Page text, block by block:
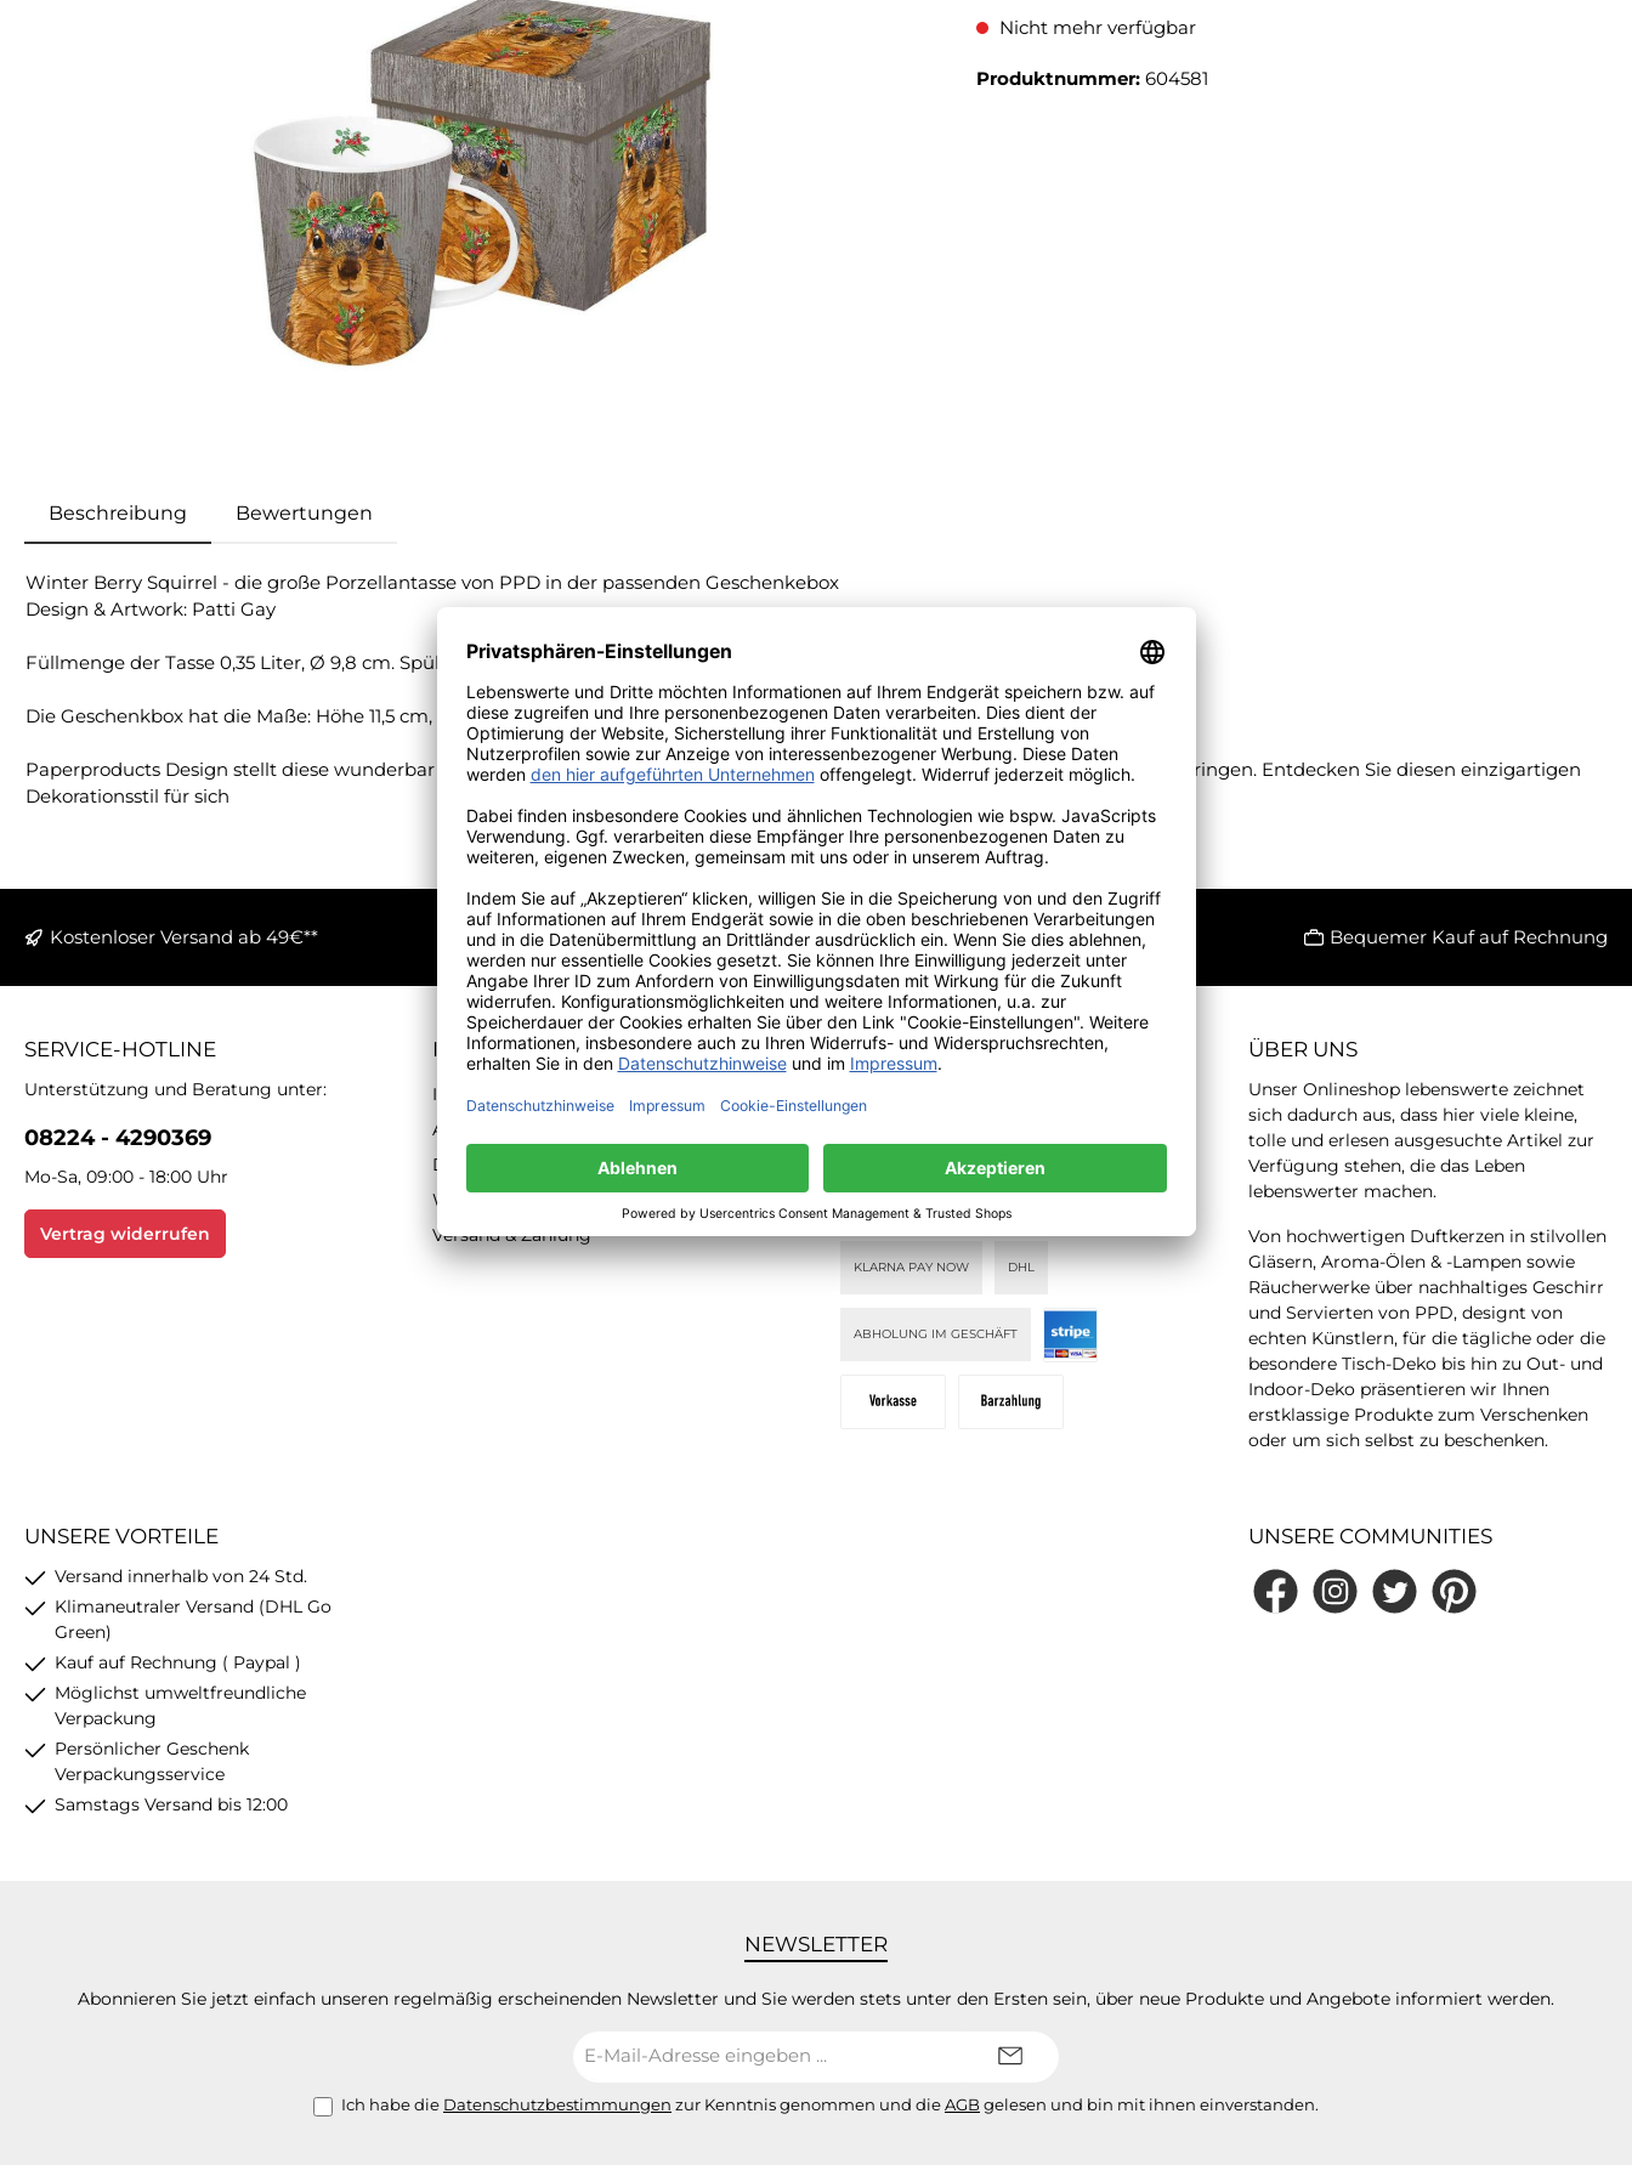
Nicht mehr verfügbar
Produktnummer: 604581
Beschreibung Bewertungen
Winter Berry Squirrel - die große Porzellantasse von PPD in der passenden Geschenkebox
Design & Artwork: Patti Gay
Füllmenge der Tasse 0,35 Liter, Ø 9,8 cm. Spülmaschinenfest, geeignet für die Mikrowelle.
Die Geschenkbox hat die Maße: Höhe 11,5 cm, Breite 12,5 cm und Tiefe 11,5 cm
Paperproducts Design stellt diese wunderbar kreativen Porzellantassen her, die allen, die sie verwenden, Freude und Schönheit bringen. Entdecken Sie diesen einzigartigen
Dekorationsstil für sich
Kostenloser Versand ab 49€** Versand innerhalb von 24h Bequemer Kauf auf Rechnung
SERVICE-HOTLINE
Unterstützung und Beratung unter:
08224 - 4290369
Mo-Sa, 09:00 - 18:00 Uhr
Vertrag widerrufen
INFORMATIONEN
Impressum
AGB
Datenschutz
Widerrufsbelehrung
Versand & Zahlung
ZAHLUNGS- UND
VERSANDARTEN
KLARNA PAY NOW DHL
ABHOLUNG IM GESCHÄFT
ÜBER UNS
Unser Onlineshop lebenswerte zeichnet
sich dadurch aus, dass hier viele kleine,
tolle und erlesen ausgesuchte Artikel zur
Verfügung stehen, die das Leben
lebenswerter machen.
Von hochwertigen Duftkerzen in stilvollen
Gläsern, Aroma-Ölen & -Lampen sowie
Räucherwerke über nachhaltiges Geschirr
und Servierten von PPD, designt von
echten Künstlern, für die tägliche oder die
besondere Tisch-Deko bis hin zu Out- und
Indoor-Deko präsentieren wir Ihnen
erstklassige Produkte zum Verschenken
oder um sich selbst zu beschenken.
UNSERE VORTEILE
Versand innerhalb von 24 Std.
Klimaneutraler Versand (DHL Go
Green)
Kauf auf Rechnung ( Paypal )
Möglichst umweltfreundliche
Verpackung
Persönlicher Geschenk
Verpackungsservice
Samstags Versand bis 12:00
UNSERE COMMUNITIES
FacebookInstagramTwitter Pinterest
NEWSLETTER
Abonnieren Sie jetzt einfach unseren regelmäßig erscheinenden Newsletter und Sie werden stets unter den Ersten sein, über neue Produkte und Angebote informiert werden.
Mail-
Ich habe die Datenschutzbestimmungen zur Kenntnis genommen und dieAGBgelesen und bin mit ihnen einverstanden.